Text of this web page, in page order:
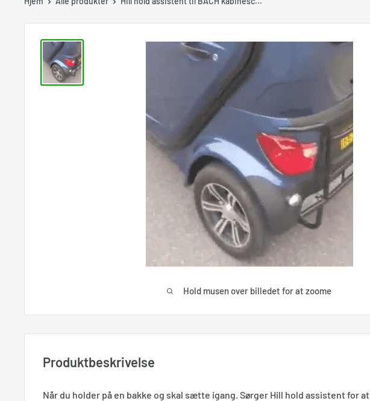
Hold musen over billedet for at zoome
Produktbeskrivelse
Når du holder på en bakke og skal sætte igang. Sørger Hill hold assistent for at